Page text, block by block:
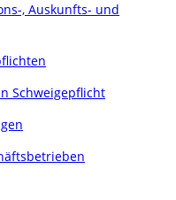
, Auskunfts- und
Schweigepflicht